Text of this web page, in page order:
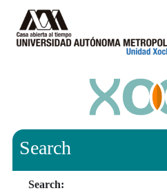
Search
Search: